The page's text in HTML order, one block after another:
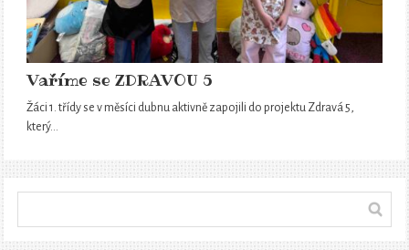
Vaříme se ZDRAVOU 5
Žáci 1. třídy se v měsíci dubnu aktivně zapojili do projektu Zdravá 5,
který…